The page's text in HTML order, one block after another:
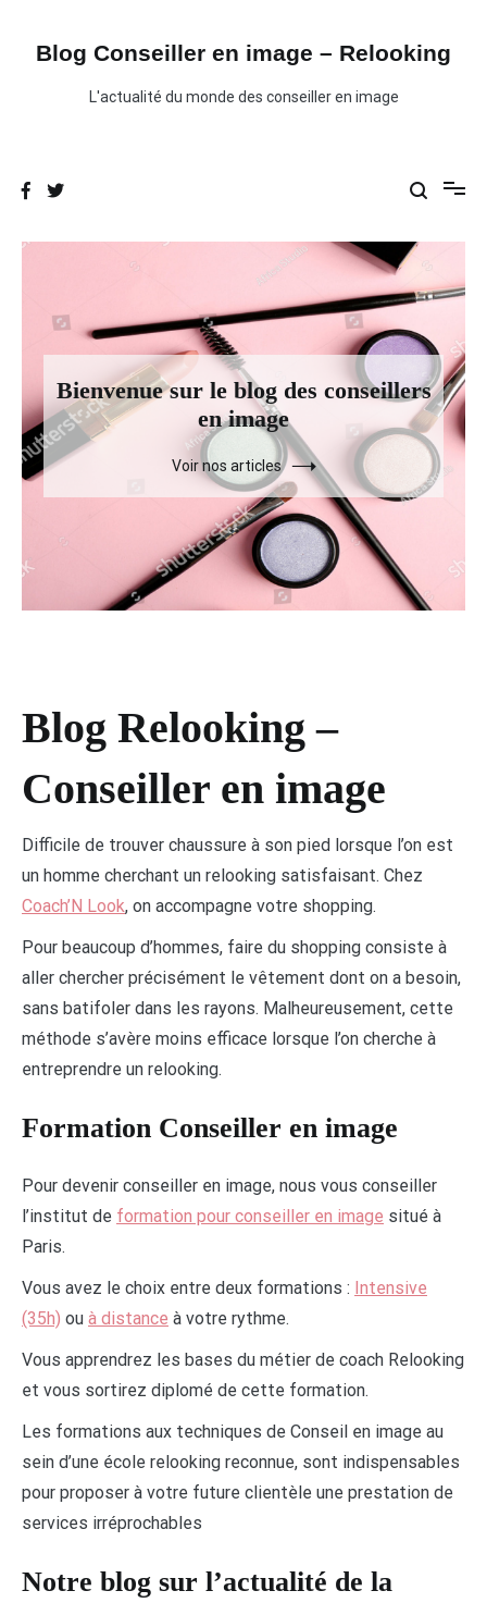
contenuBlog Conseiller en image – Relooking
L'actualité du monde des conseiller en image
Bienvenue sur le blog des conseillers
en image
Voir nos articles
Blog Relooking –
Conseiller en image
Difficile de trouver chaussure à son pied lorsque l’on est
un homme cherchant un relooking satisfaisant. Chez
Coach’N Look, on accompagne votre shopping.
Pour beaucoup d’hommes, faire du shopping consiste à
aller chercher précisément le vêtement dont on a besoin,
sans batifoler dans les rayons. Malheureusement, cette
méthode s’avère moins efficace lorsque l’on cherche à
entreprendre un relooking.
Formation Conseiller en image
Pour devenir conseiller en image, nous vous conseiller
l’institut de formation pour conseiller en image situé à
Paris.
Vous avez le choix entre deux formations : Intensive
(35h) ou à distance à votre rythme.
Vous apprendrez les bases du métier de coach Relooking
et vous sortirez diplomé de cette formation.
Les formations aux techniques de Conseil en image au
sein d’une école relooking reconnue, sont indispensables
pour proposer à votre future clientèle une prestation de
services irréprochables
Notre blog sur l’actualité de la